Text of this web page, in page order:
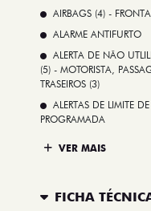
AIRBAGS (4) -
ALARME ANTIFURTO
ALERTA DE NÃO
(5) - MOTORISTA,
TRASEIROS (3)
ALERTAS DE LIMITE
PROGRAMADA
VER MAIS
FICHA